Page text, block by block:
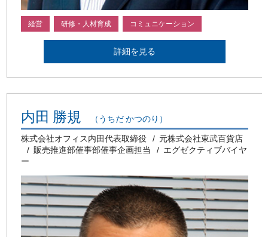
経営 研修・人材育成 コミュニケーション
詳細を見る
内田 勝規 （うちだ かつのり）
株式会社オフィス内田代表取締役
元株式会社東武百貨店
販売推進部催事部催事企画担当
エグゼクティブバイヤ
ー